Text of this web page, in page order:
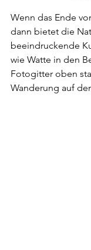
Wenn das Ende
dann bietet die
beeindruckende
wie Watte in den
Fotogitter oben
Wanderung auf